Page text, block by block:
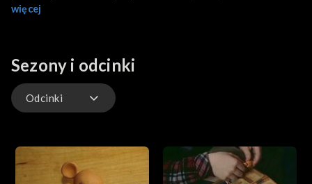
więcej
Sezony i odcinki
Odcinki